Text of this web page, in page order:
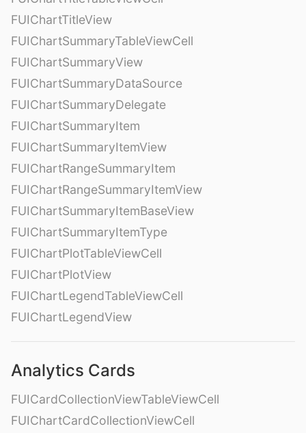
FUIChartTitleView
FUIChartSummaryTableViewCell
FUIChartSummaryView
FUIChartSummaryDataSource
FUIChartSummaryDelegate
FUIChartSummaryItem
FUIChartSummaryItemView
FUIChartRangeSummaryItem
FUIChartRangeSummaryItemView
FUIChartSummaryItemBaseView
FUIChartSummaryItemType
FUIChartPlotTableViewCell
FUIChartPlotView
FUIChartLegendTableViewCell
FUIChartLegendView
Analytics Cards
FUICardCollectionViewTableViewCell
FUIChartCardCollectionViewCell